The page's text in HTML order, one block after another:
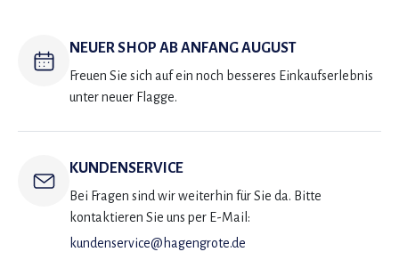
NEUER SHOP AB ANFANG AUGUST
Freuen Sie sich auf ein noch besseres Einkaufserlebnis
unter neuer Flagge.
KUNDENSERVICE
Bei Fragen sind wir weiterhin für Sie da. Bitte
kontaktieren Sie uns per E-Mail:
kundenservice@hagengrote.de